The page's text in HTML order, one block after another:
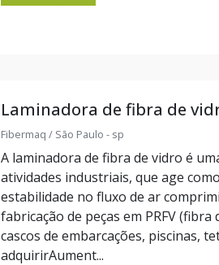
Laminadora de fibra de
Fibermaq / São Paulo - sp
A laminadora de fibra de vidro é
atividades industriais, que age
estabilidade no fluxo de ar
fabricação de peças em PRFV
cascos de embarcações, piscinas,
adquirirAument...